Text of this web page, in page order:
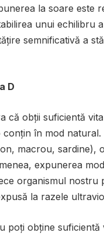
la soare este
unui echilibru
semnificativă a
D
că obții suficientă
în mod
macrou, sardine),
expunerea
organismul nostru
la razele
poți obține suficientă